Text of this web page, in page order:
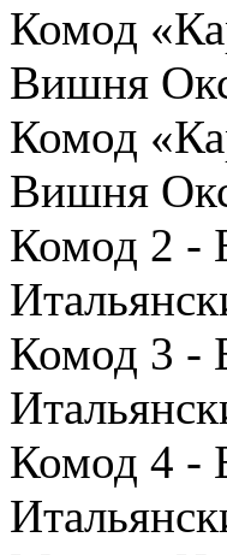
Комод
Вишня
Комод
Вишня
Комод 2 -
Комод 3 -
Комод 4 -